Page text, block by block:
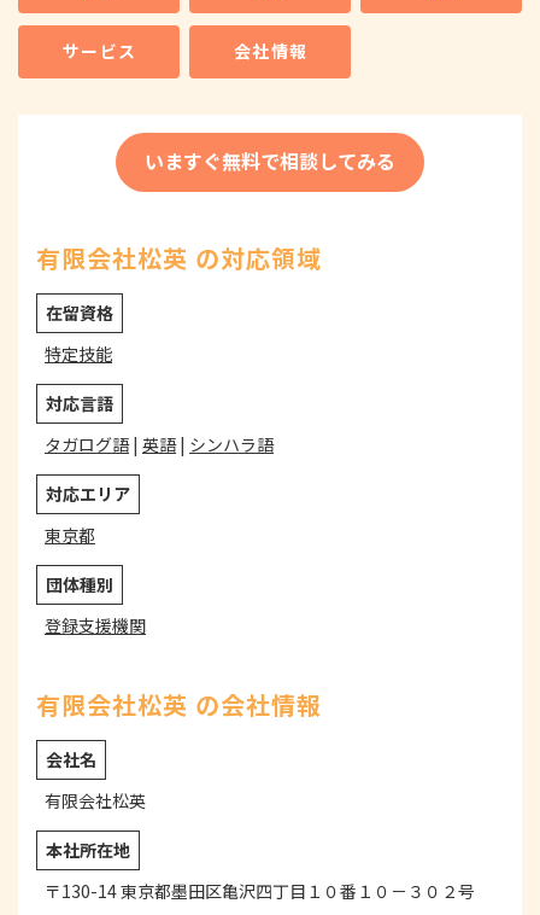
サービス 会社情報
いますぐ無料で相談してみる
有限会社松英 の対応領域
在留資格
特定技能
対応言語
タガログ語| 英語| シンハラ語
対応エリア
東京都
団体種別
登録支援機関
有限会社松英 の会社情報
会社名
有限会社松英
本社所在地
〒130-14 東京都墨田区亀沢四丁目１０番１０－３０２号